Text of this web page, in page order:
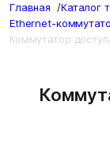
Главная /Каталог
Ethernet-
Коммутатор